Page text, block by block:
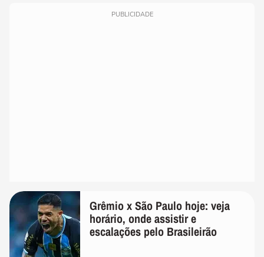
PUBLICIDADE
Grêmio x São Paulo hoje: veja
horário, onde assistir e
escalações pelo Brasileirão